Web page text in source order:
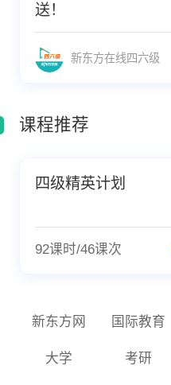
送！
新东方在线四六级
课程推荐
四级精英计划
92课时/46课次
新东方网 国际教育
大学 考研